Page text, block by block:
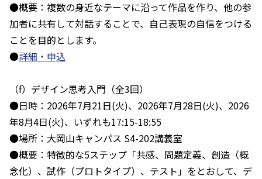
●概要：複数の身近なテーマに沿って作品を作り、他の参
加者に共有して対話することで、自己表現の自信をつける
ことを目的とします。
●詳細・申込
（f）デザイン思考入門（全3回）
●日時：2026年7月21日(火)、2026年7月28日(火)、2026
年8月4日(火)、いずれも17:15-18:55
●場所：大岡山キャンパス S4-202講義室
●概要：特徴的な5ステップ「共感、問題定義、創造（概
念化）、試作（プロトタイプ）、テスト」をとおして、デ